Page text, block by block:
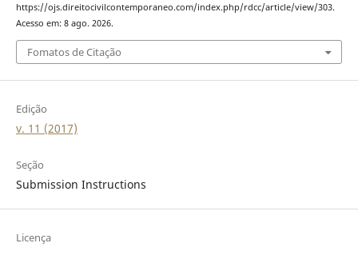
https://ojs.direitocivilcontemporaneo.com/index.php/rdcc/article/view/303.
Acesso em: 8 ago. 2026.
Fomatos de Citação
Edição
v. 11 (2017)
Seção
Submission Instructions
Licença